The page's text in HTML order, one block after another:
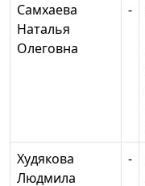
Самхаева
Наталья
Олеговна
-
Худякова
Людмила
-